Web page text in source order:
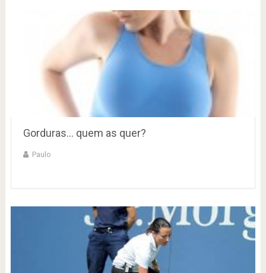
Gorduras… quem as quer?
Paulo